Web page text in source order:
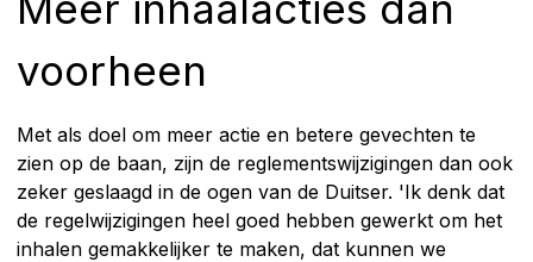
voorheen
Met als doel om meer actie en betere gevechten te
zien op de baan, zijn de reglementswijzigingen dan ook
zeker geslaagd in de ogen van de Duitser. 'Ik denk dat
de regelwijzigingen heel goed hebben gewerkt om het
inhalen gemakkelijker te maken, dat kunnen we